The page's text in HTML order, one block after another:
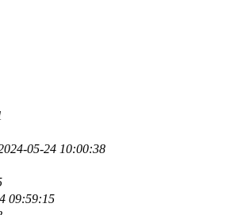
05-24 10:00:38
09:59:15